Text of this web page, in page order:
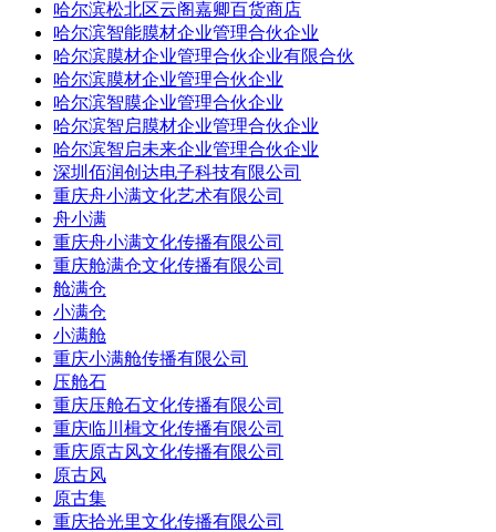
哈尔滨松北区云阁嘉卿百货商店
哈尔滨智能膜材企业管理合伙企业
哈尔滨膜材企业管理合伙企业有限合伙
哈尔滨膜材企业管理合伙企业
哈尔滨智膜企业管理合伙企业
哈尔滨智启膜材企业管理合伙企业
哈尔滨智启未来企业管理合伙企业
深圳佰润创达电子科技有限公司
重庆舟小满文化艺术有限公司
舟小满
重庆舟小满文化传播有限公司
重庆舱满仓文化传播有限公司
舱满仓
小满仓
小满舱
重庆小满舱传播有限公司
压舱石
重庆压舱石文化传播有限公司
重庆临川楫文化传播有限公司
重庆原古风文化传播有限公司
原古风
原古集
重庆拾光里文化传播有限公司